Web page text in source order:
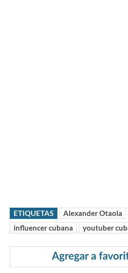
ETIQUETAS Alexander Otaola
influencer cubana
youtuber